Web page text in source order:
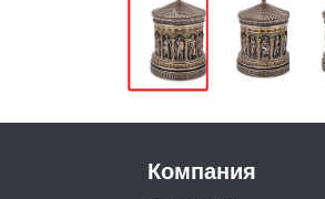
Компания